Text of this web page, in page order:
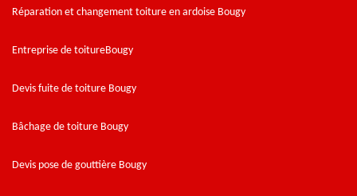
Réparation et changement toiture en ardoise Bougy
Entreprise de toitureBougy
Devis fuite de toiture Bougy
Bâchage de toiture Bougy
Devis pose de gouttière Bougy